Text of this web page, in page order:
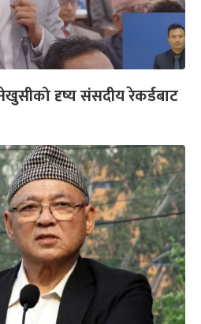
दृष्य संसदीय रेकर्डबाट